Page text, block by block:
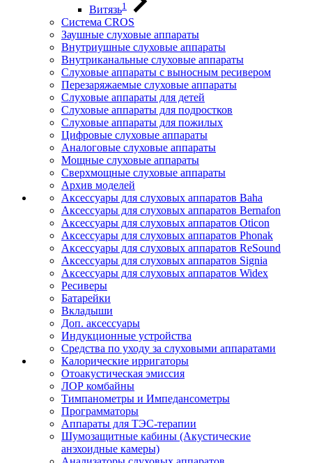
Витязь1
Система CROS
Заушные слуховые аппараты
Внутриушные слуховые аппараты
Внутриканальные слуховые аппараты
Слуховые аппараты с выносным ресивером
Перезаряжаемые слуховые аппараты
Слуховые аппараты для детей
Слуховые аппараты для подростков
Слуховые аппараты для пожилых
Цифровые слуховые аппараты
Аналоговые слуховые аппараты
Мощные слуховые аппараты
Сверхмощные слуховые аппараты
Архив моделей
Аксессуары для слуховых аппаратов Baha
Аксессуары для слуховых аппаратов Bernafon
Аксессуары для слуховых аппаратов Oticon
Аксессуары для слуховых аппаратов Phonak
Аксессуары для слуховых аппаратов ReSound
Аксессуары для слуховых аппаратов Signia
Аксессуары для слуховых аппаратов Widex
Ресиверы
Батарейки
Вкладыши
Доп. аксессуары
Индукционные устройства
Средства по уходу за слуховыми аппаратами
Калорические ирригаторы
Отоакустическая эмиссия
ЛОР комбайны
Тимпанометры и Импедансометры
Программаторы
Аппараты для ТЭС-терапии
Шумозащитные кабины (Акустические
анэхоидные камеры)